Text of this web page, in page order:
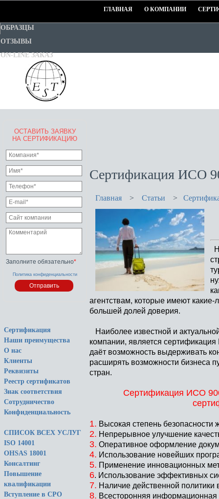
ГЛАВНАЯ О КОМПАНИИ
ОБРАЗЦЫ
ОТЗЫВЫ
ON-LINE ЗАКАЗ
ОСТАВИТЬ ЗАЯВКУ
НА СЕРТИФИКАЦИЮ
Заполните обязательно*
Политика конфиденциальности
Сертификация
Наши преимущества
О нас
Клиенты
Реквизиты
Реестр сертификатов
Знак соответствия
Сотрудничество
Конфиденциальность
СПИСОК ВСЕХ УСЛУГ
ISO 14001
OHSAS 18001
Консалтинг
Повышение
квалификации
Вступление в СРО
Сертификация ИСО
Главная > Статьи >
агентствам, которые имеют
большей долей доверия.
Наиболее известной и
компании, является
даёт возможность выдерживать
расширять возможности бизнеса
стран.
Сертификация ИСО
1. Высокая степень безопасности
2. Непрерывное улучшение
3. Оперативное оформление
4. Использование новейших
5. Применение инновационных
6. Использование эффективных
7. Наличие действенной политики
8. Всесторонняя информационная